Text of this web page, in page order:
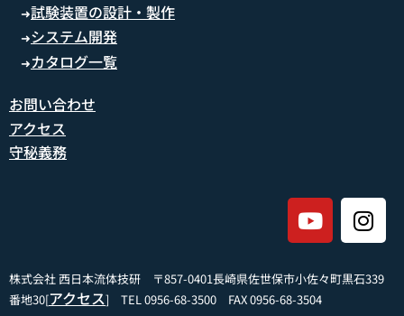
➜試験装置の設計・製作
➜システム開発
➜カタログ一覧
お問い合わせ
アクセス
守秘義務
株式会社 西日本流体技研 〒857-0401長崎県佐世保市小佐々町黒石339
番地30[アクセス] TEL 0956-68-3500 FAX 0956-68-3504